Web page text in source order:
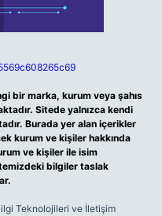
bir marka, kurum veya şahıs
Sitede yalnızca kendi
Burada yer alan içerikler
kurum ve kişiler hakkında
ve kişiler ile isim
bilgiler taslak
Teknolojileri ve İletişim